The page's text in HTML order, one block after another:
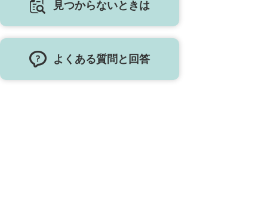
見つからないときは
よくある質問と回答